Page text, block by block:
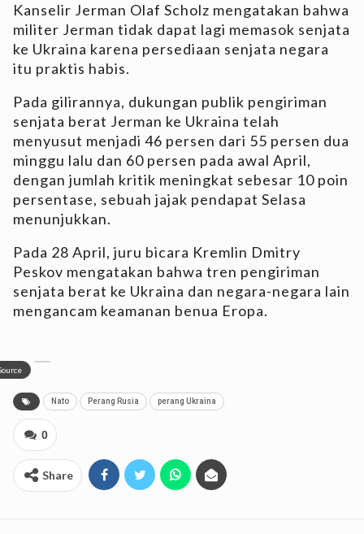
Kanselir Jerman Olaf Scholz mengatakan bahwa
militer Jerman tidak dapat lagi memasok senjata
ke Ukraina karena persediaan senjata negara
itu praktis habis.
Pada gilirannya, dukungan publik pengiriman
senjata berat Jerman ke Ukraina telah
menyusut menjadi 46 persen dari 55 persen dua
minggu lalu dan 60 persen pada awal April,
dengan jumlah kritik meningkat sebesar 10 poin
persentase, sebuah jajak pendapat Selasa
menunjukkan.
Pada 28 April, juru bicara Kremlin Dmitry
Peskov mengatakan bahwa tren pengiriman
senjata berat ke Ukraina dan negara-negara lain
mengancam keamanan benua Eropa.
Nato Perang Rusia perang Ukraina
0
Share